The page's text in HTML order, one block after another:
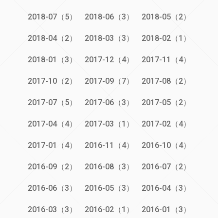
2018-07（5） 2018-06（3） 2018-05（2）
2018-04（2） 2018-03（3） 2018-02（1）
2018-01（3） 2017-12（4） 2017-11（4）
2017-10（2） 2017-09（7） 2017-08（2）
2017-07（5） 2017-06（3） 2017-05（2）
2017-04（4） 2017-03（1） 2017-02（4）
2017-01（4） 2016-11（4） 2016-10（4）
2016-09（2） 2016-08（3） 2016-07（2）
2016-06（3） 2016-05（3） 2016-04（3）
2016-03（3） 2016-02（1） 2016-01（3）